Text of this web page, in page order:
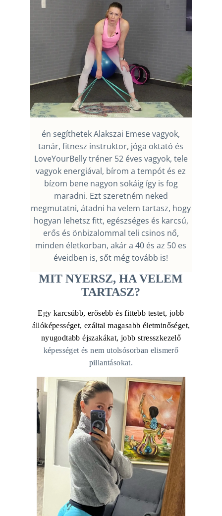
én segíthetek Alakszai Emese vagyok,
tanár, fitnesz instruktor, jóga oktató és
LoveYourBelly tréner 52 éves vagyok, tele
vagyok energiával, bírom a tempót és ez
bízom bene nagyon sokáig így is fog
maradni. Ezt szeretném neked
megmutatni, átadni ha velem tartasz, hogy
hogyan lehetsz fitt, egészséges és karcsú,
erős és önbizalommal teli csinos nő,
minden életkorban, akár a 40 és az 50 es
éveidben is, sőt még tovább is!
MIT NYERSZ, HA VELEM
TARTASZ?
Egy karcsúbb, erősebb és fittebb testet, jobb
állóképességet, ezáltal magasabb életminőséget,
nyugodtabb éjszakákat, jobb stresszkezelő
képességet és nem utolsósorban elismerő
pillantásokat.